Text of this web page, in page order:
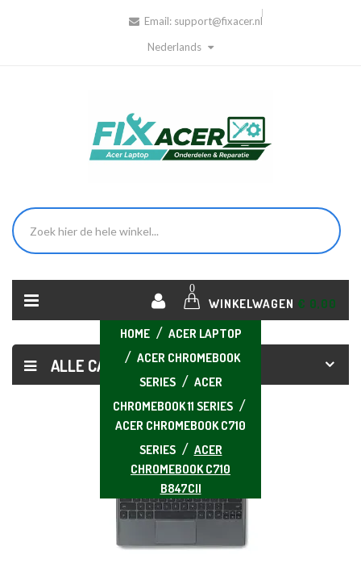
Email: support@fixacer.nl
Nederlands
0
WINKELWAGEN € 0,00
ALLE CATEGORIEËN
HOME
ACER LAPTOP
ACER CHROMEBOOK
SERIES
ACER
CHROMEBOOK 11 SERIES
ACER CHROMEBOOK C710
SERIES
ACER
CHROMEBOOK C710
B847CII